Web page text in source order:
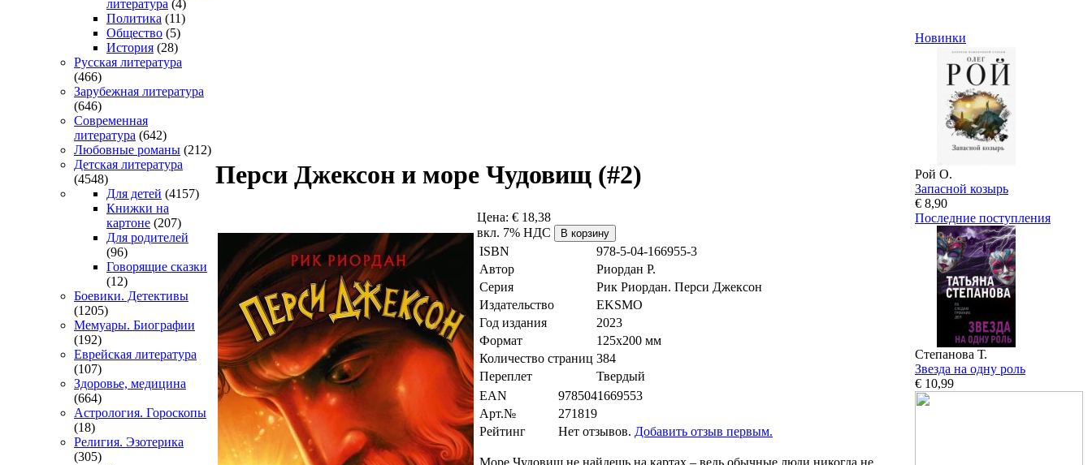
литература (4)
Политика (11)
Общество (5)
История (28)
Русская литература
(466)
Зарубежная литература
(646)
Современная
литература (642)
Любовные романы (212)
Детская литература
(4548)
Для детей (4157)
Книжки на
картоне (207)
Для родителей
(96)
Говорящие сказки
(12)
Боевики. Детективы
(1205)
Мемуары. Биографии
(192)
Еврейская литература
(107)
Здоровье, медицина
(664)
Астрология. Гороскопы
(18)
Религия. Эзотерика
(305)
Перси Джексон и море Чудовищ (#2)
Цена: € 18,38
вкл. 7% НДС
ISBN
978-5-04-166955-3
Автор
Риордан Р.
Серия
Рик Риордан. Перси Джексон
Издательство
EKSMO
Год издания
2023
Формат
125х200 мм
Количество страниц 384
Переплет
Твердый
EAN
9785041669553
Арт.№
271819
Рейтинг
Нет отзывов. Добавить отзыв первым.
Море Чудовищ не найдешь на картах – ведь обычные люди никогда не
Новинки
Рой О.
Запасной козырь
€ 8,90
Последние поступления
Степанова Т.
Звезда на одну роль
€ 10,99